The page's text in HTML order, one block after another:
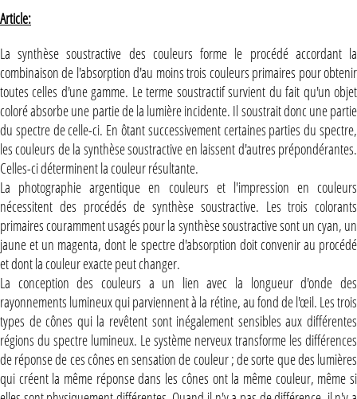
Article:
La synthèse soustractive des couleurs forme le procédé accordant la
combinaison de l'absorption d'au moins trois couleurs primaires pour obtenir
toutes celles d'une gamme. Le terme soustractif survient du fait qu'un objet
coloré absorbe une partie de la lumière incidente. Il soustrait donc une partie
du spectre de celle-ci. En ôtant successivement certaines parties du spectre,
les couleurs de la synthèse soustractive en laissent d'autres prépondérantes.
Celles-ci déterminent la couleur résultante.
La photographie argentique en couleurs et l'impression en couleurs
nécessitent des procédés de synthèse soustractive. Les trois colorants
primaires couramment usagés pour la synthèse soustractive sont un cyan, un
jaune et un magenta, dont le spectre d'absorption doit convenir au procédé
et dont la couleur exacte peut changer.
La conception des couleurs a un lien avec la longueur d'onde des
rayonnements lumineux qui parviennent à la rétine, au fond de l'œil. Les trois
types de cônes qui la revêtent sont inégalement sensibles aux différentes
régions du spectre lumineux. Le système nerveux transforme les différences
de réponse de ces cônes en sensation de couleur ; de sorte que des lumières
qui créent la même réponse dans les cônes ont la même couleur, même si